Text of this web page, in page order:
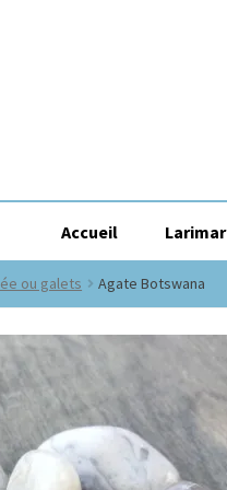
Accueil Larimar
ou galets Agate Botswana